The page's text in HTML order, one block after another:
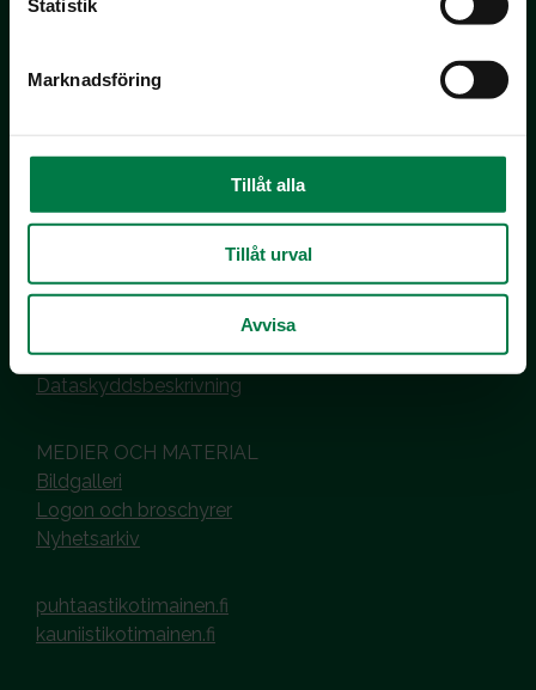
Statistik
Marknadsföring
Tillåt alla
Tillåt urval
Avvisa
Inhemska Trädgårdsprodukter
co MTK / Laatua Suomesta OY
PL 510
Hantering av cookies
Dataskyddsbeskrivning
MEDIER OCH MATERIAL
Bildgalleri
Logon och broschyrer
Nyhetsarkiv
puhtaastikotimainen.fi
kauniistikotimainen.fi